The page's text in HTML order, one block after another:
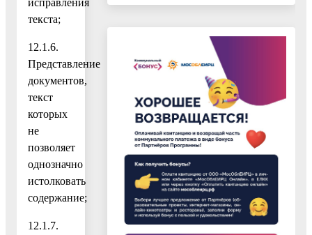
текста;
12.1.6.
Представление
документов,
текст
которых
не
позволяет
однозначно
истолковать
содержание;
12.1.7.